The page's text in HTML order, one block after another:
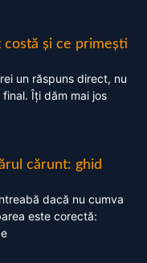
și ce primești
un răspuns direct, nu
Îți dăm mai jos
cărunt: ghid
dacă nu cumva
este corectă: